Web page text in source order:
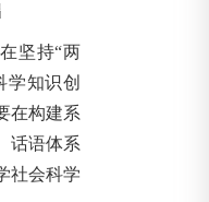
坚持“两
学知识创
在构建系
话语体系
社会科学